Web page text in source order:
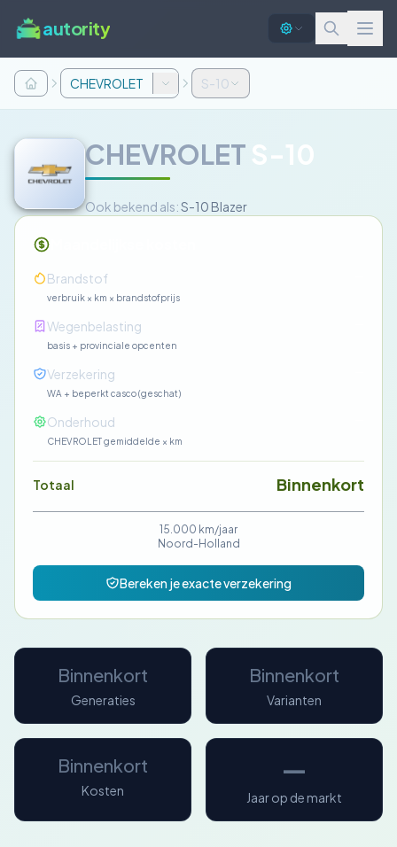
autority
CHEVROLET S-10
CHEVROLET S-10
Ook bekend als:S-10 Blazer
Brandstof
verbruik × km × brandstofprijs
Wegenbelasting
basis + provinciale opcenten
Verzekering
WA + beperkt casco (geschat)
Onderhoud
CHEVROLET gemiddelde × km
Totaal Binnenkort
15.000 km/jaar
Noord-Holland
Bereken je exacte verzekering
Binnenkort
Generaties
Binnenkort
Varianten
Binnenkort
Kosten
—
Jaar op de markt